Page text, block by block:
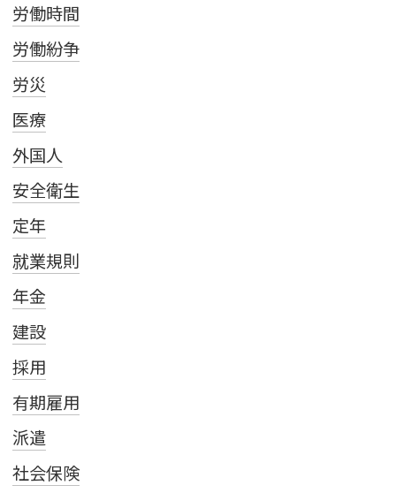
労働時間
労働紛争
労災
医療
外国人
安全衛生
定年
就業規則
年金
建設
採用
有期雇用
派遣
社会保険